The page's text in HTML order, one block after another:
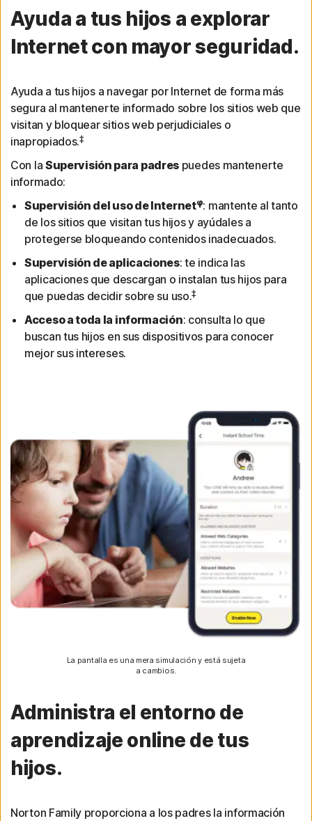
Ayuda a tus hijos a explorar
Internet con mayor seguridad.
Ayuda a tus hijos a navegar por Internet de forma más
segura al mantenerte informado sobre los sitios web que
visitan y bloquear sitios web perjudiciales o
inapropiados.‡
Con la Supervisión para padres puedes mantenerte
informado:
Supervisión del uso de Internetφ: mantente al tanto
de los sitios que visitan tus hijos y ayúdales a
protegerse bloqueando contenidos inadecuados.
Supervisión de aplicaciones: te indica las
aplicaciones que descargan o instalan tus hijos para
que puedas decidir sobre su uso.‡
Acceso a toda la información: consulta lo que
buscan tus hijos en sus dispositivos para conocer
mejor sus intereses.
La pantalla es una mera simulación y está sujeta
a cambios.
Administra el entorno de
aprendizaje online de tus
hijos.
Norton Family proporciona a los padres la información